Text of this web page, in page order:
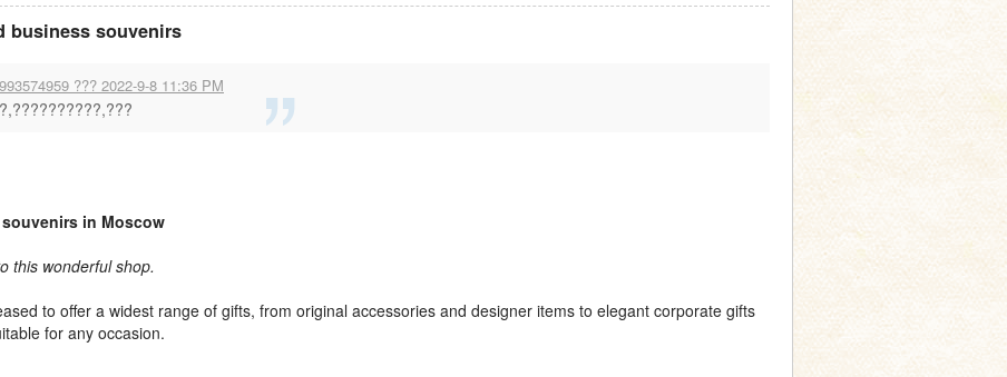
business souvenirs
993574959 ??? 2022-9-8 11:36 PM
?,??????????,???
in Moscow
this wonderful shop.
to offer a widest range of gifts, from original accessories and designer items to elegant corporate gifts
for any occasion.